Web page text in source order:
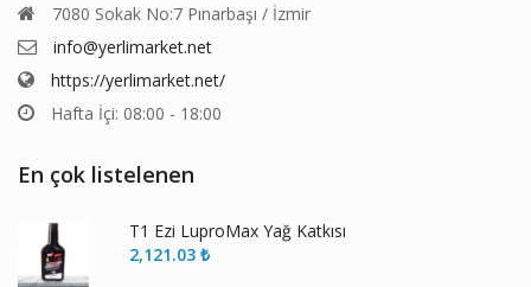
7080 Sokak No:7 Pınarbaşı / İzmir
info@yerlimarket.net
https://yerlimarket.net/
Hafta İçi: 08:00 - 18:00
En çok listelenen
T1 Ezi LuproMax Yağ Katkısı
2,121.03 ₺